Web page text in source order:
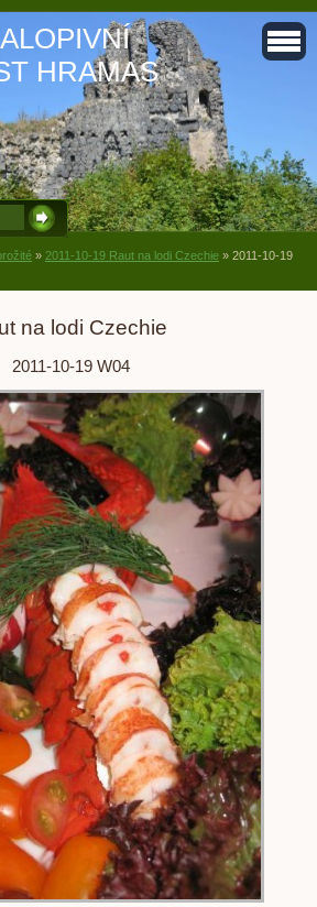
HRAMAS
» 2011-10-19 Raut na lodi Czechie » 2011-10-19
na lodi Czechie
2011-10-19 W04